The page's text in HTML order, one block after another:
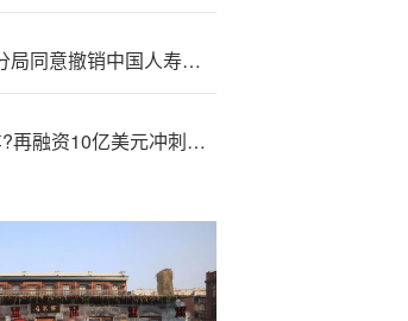
韶?关监管分局同意撤销中国人寿乐昌市支公司第一营销服务部
蔚<来>汽车?再融资10亿美元冲刺四季度扭亏